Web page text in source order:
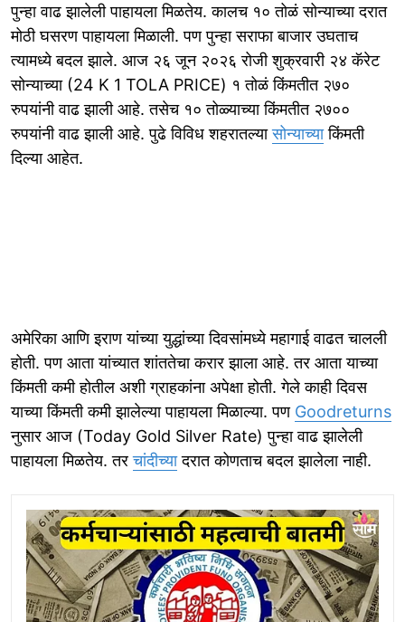
पुन्हा वाढ झालेली पाहायला मिळतेय. कालच १० तोळं सोन्याच्या दरात
मोठी घसरण पाहायला मिळाली. पण पुन्हा सराफा बाजार उघताच
त्यामध्ये बदल झाले. आज २६ जून २०२६ रोजी शुक्रवारी २४ कॅरेट
सोन्याच्या (24 K 1 TOLA PRICE) १ तोळं किंमतीत २७०
रुपयांनी वाढ झाली आहे. तसेच १० तोळ्याच्या किंमतीत २७००
रुपयांनी वाढ झाली आहे. पुढे विविध शहरातल्यासोन्याच्याकिंमती
दिल्या आहेत.
अमेरिका आणि इराण यांच्या युद्धांच्या दिवसांमध्ये महागाई वाढत चालली
होती. पण आता यांच्यात शांततेचा करार झाला आहे. तर आता याच्या
किंमती कमी होतील अशी ग्राहकांना अपेक्षा होती. गेले काही दिवस
याच्या किंमती कमी झालेल्या पाहायला मिळाल्या. पण Goodreturns
नुसार आज (Today Gold Silver Rate) पुन्हा वाढ झालेली
पाहायला मिळतेय. तरचांदीच्यादरात कोणताच बदल झालेला नाही.